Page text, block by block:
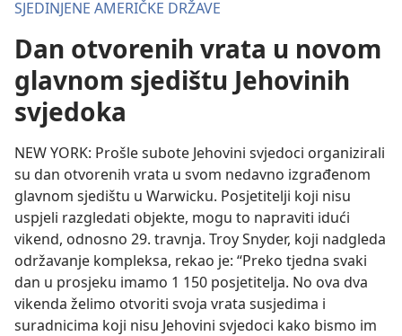
SJEDINJENE AMERIČKE DRŽAVE
Dan otvorenih vrata u novom
glavnom sjedištu Jehovinih
svjedoka
NEW YORK: Prošle subote Jehovini svjedoci organizirali
su dan otvorenih vrata u svom nedavno izgrađenom
glavnom sjedištu u Warwicku. Posjetitelji koji nisu
uspjeli razgledati objekte, mogu to napraviti idući
vikend, odnosno 29. travnja. Troy Snyder, koji nadgleda
održavanje kompleksa, rekao je: “Preko tjedna svaki
dan u prosjeku imamo 1 150 posjetitelja. No ova dva
vikenda želimo otvoriti svoja vrata susjedima i
suradnicima koji nisu Jehovini svjedoci kako bismo im